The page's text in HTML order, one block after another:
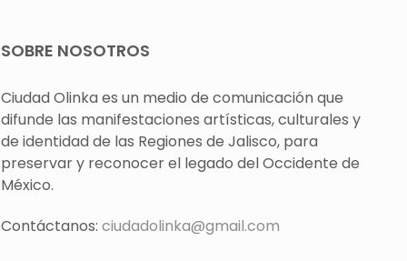
SOBRE NOSOTROS
Ciudad Olinka es un medio de comunicación que
difunde las manifestaciones artísticas, culturales y
de identidad de las Regiones de Jalisco, para
preservar y reconocer el legado del Occidente de
México.
Contáctanos: ciudadolinka@gmail.com